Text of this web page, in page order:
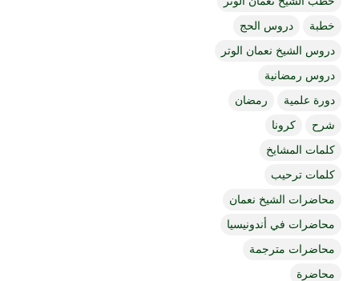
خطبة
دروس الحج
دروس الشيخ نعمان الوتر
دروس رمضانية
دورة علمية
رمضان
شرح
كرونا
كلمات المشايخ
كلمات ترحيب
محاضرات الشيخ نعمان
محاضرات في أندونيسيا
محاضرات مترجمة
محاضرة